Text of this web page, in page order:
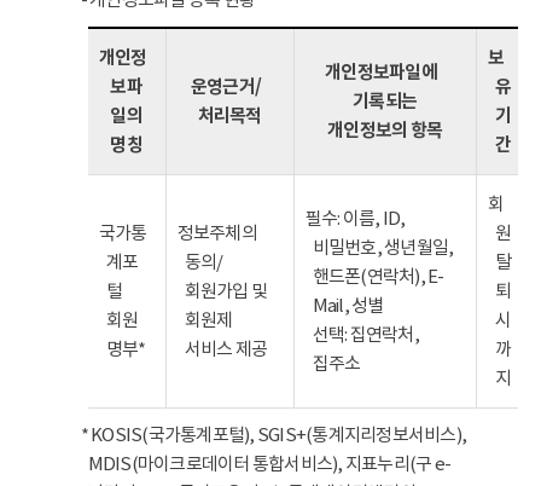
개인정
보파
일의
명칭
운영근거/
처리목적
개인정보파일에
기록되는
개인정보의 항목
보
유
기
간
국가통
계포
털
회원
명부*
정보주체의
동의/
회원가입 및
회원제
서비스 제공
필수: 이름, ID,
비밀번호, 생년월일,
핸드폰(연락처), E-
Mail, 성별
선택: 집연락처,
집주소
회
원
탈
퇴
시
까
지
* KOSIS(국가통계포털), SGIS+(통계지리정보서비스),
MDIS(마이크로데이터 통합서비스), 지표누리(구 e-